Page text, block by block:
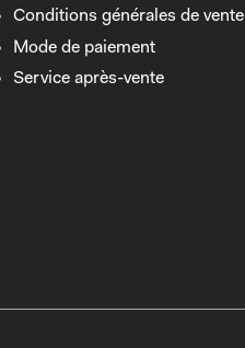
Conditions générales de vente
Mode de paiement
Service après-vente